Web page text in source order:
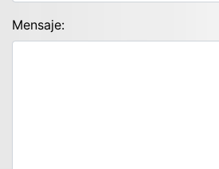
Mensaje: